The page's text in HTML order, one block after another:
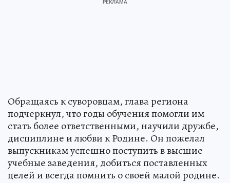
Обращаясь к суворовцам, глава региона
подчеркнул, что годы обучения помогли им
стать более ответственными, научили дружбе,
дисциплине и любви к Родине. Он пожелал
выпускникам успешно поступить в высшие
учебные заведения, добиться поставленных
целей и всегда помнить о своей малой родине.